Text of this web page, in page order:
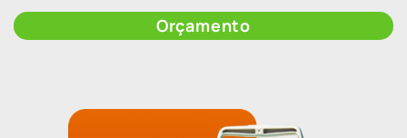
Orçamento